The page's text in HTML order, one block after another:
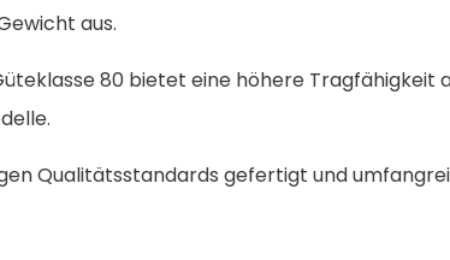
aus.
80 bietet eine höhere Tragfähigkeit
Qualitätsstandards gefertigt und